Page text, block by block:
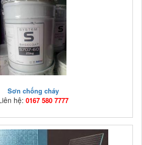
580 7777
ngan chay, vật liệu chống cháy, vat
Sơn chống cháy
hệ: 0167 580 7777